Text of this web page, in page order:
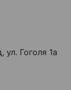
Гоголя 1а